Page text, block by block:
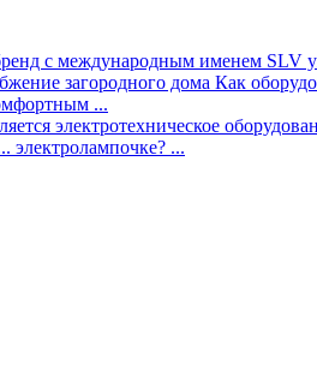
с международным именем SLV
загородного дома Как
...
электротехническое
электролампочке? ...